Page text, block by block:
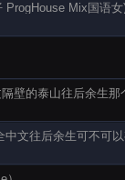
ProgHouse Mix国语女